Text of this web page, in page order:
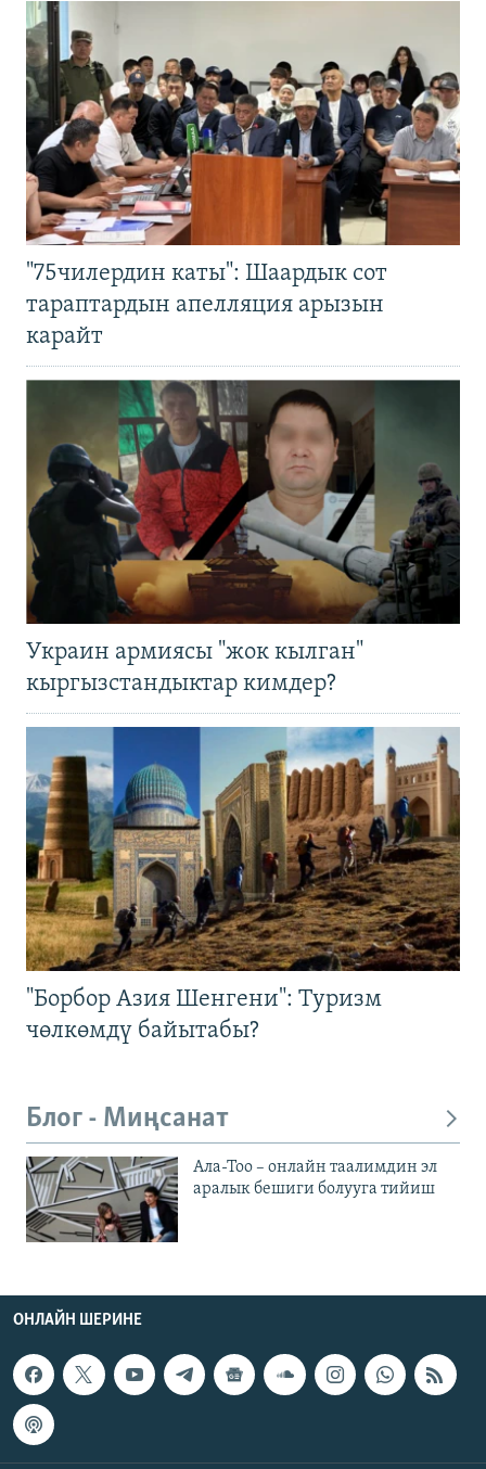
"75чилердин каты": Шаардык сот
тараптардын апелляция арызын
карайт
Украин армиясы "жок кылган"
кыргызстандыктар кимдер?
"Борбор Азия Шенгени": Туризм
чөлкөмдү байытабы?
Блог - Миңсанат
Ала-Тоо – онлайн таалимдин эл
аралык бешиги болууга тийиш
ОНЛАЙН ШЕРИНЕ